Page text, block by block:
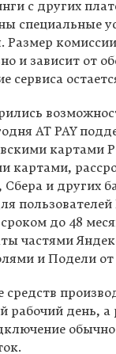
с других
специальные
Размер
и зависит от
сервиса
AT PAY
картами
картами,
и других
пользователей
до 48
частями
и Подели
средств
рабочий день, а